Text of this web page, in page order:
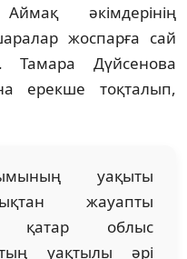
әкімдерінің
жоспарға сай
Тамара Дүйсенова
ерекше тоқталып,
уақыты
жауапты
қатар облыс
уақтылы әрі